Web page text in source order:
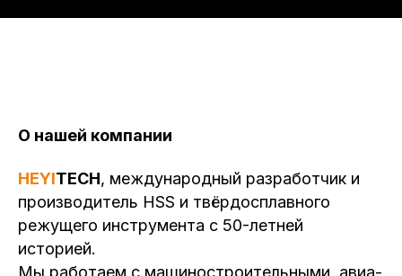
О нашей компании
HEYITECH, международный разработчик и
производитель HSS и твёрдосплавного
режущего инструмента с 50-летней
историей.
Мы работаем с машиностроительными, авиа-